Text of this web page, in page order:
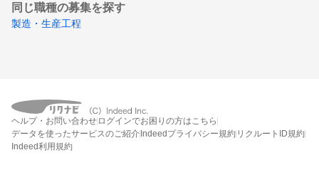
同じ職種の募集を探す
製造・生産工程
ヘルプ・お問い合わせ ログインでお困りの方はこちら
データを使ったサービスのご紹介Indeedプライバシー規約 リクルートID規約
Indeed利用規約